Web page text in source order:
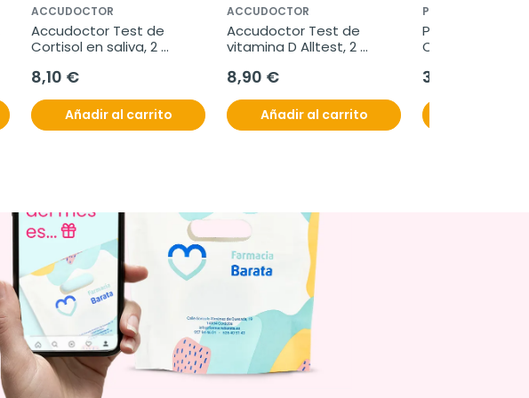
ACCUDOCTOR
Accudoctor Test de
Cortisol en saliva, 2
8,10 €
Añadir al carrito
ACCUDOCTOR
Accudoctor Test de
vitamina D Alltest, 2
8,90 €
Añadir al carrito
PHYTO
Phyto Dúo
Complemento
cápsulas
32,65 €